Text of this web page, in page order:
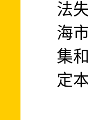
法
海
集
定